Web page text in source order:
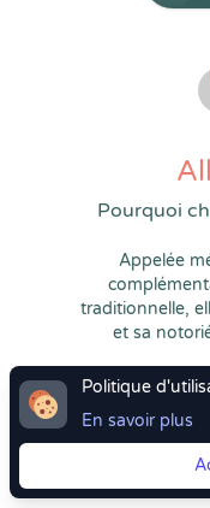
Pourquoi
Appelée
traditionnelle,
et sa
Mais pourquoi
médecine
le plus jeune
difficiles de
obtenir un
Politique
En savoir plus